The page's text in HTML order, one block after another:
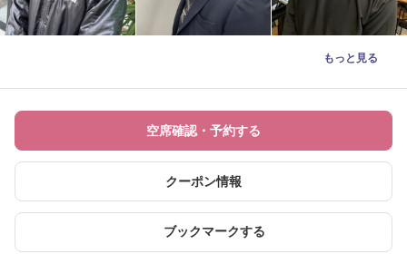
もっと見る
空席確認・予約する
クーポン情報
ブックマークする